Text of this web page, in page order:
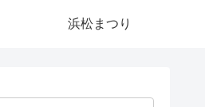
浜松まつり